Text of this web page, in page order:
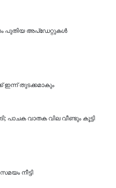
പുതിയ അപ്ഡേറ്റുകൾ
ഇന്ന് തുടക്കമാകും
വാതക വില വീണ്ടും കൂട്ടി
നീട്ടി